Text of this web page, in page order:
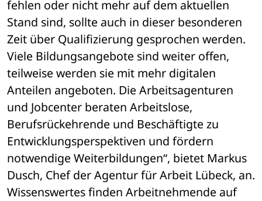
fehlen oder nicht mehr auf dem aktuellen
Stand sind, sollte auch in dieser besonderen
Zeit über Qualifizierung gesprochen werden.
Viele Bildungsangebote sind weiter offen,
teilweise werden sie mit mehr digitalen
Anteilen angeboten. Die Arbeitsagenturen
und Jobcenter beraten Arbeitslose,
Berufsrückehrende und Beschäftigte zu
Entwicklungsperspektiven und fördern
notwendige Weiterbildungen“, bietet Markus
Dusch, Chef der Agentur für Arbeit Lübeck, an.
Wissenswertes finden Arbeitnehmende auf